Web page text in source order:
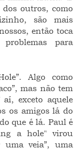
outros, como
são mais
então toca
para
mas não tem
aí, exceto aquele
os amigos lá do
que é lá. Paul é
a hole" virou
uma veia”, uma